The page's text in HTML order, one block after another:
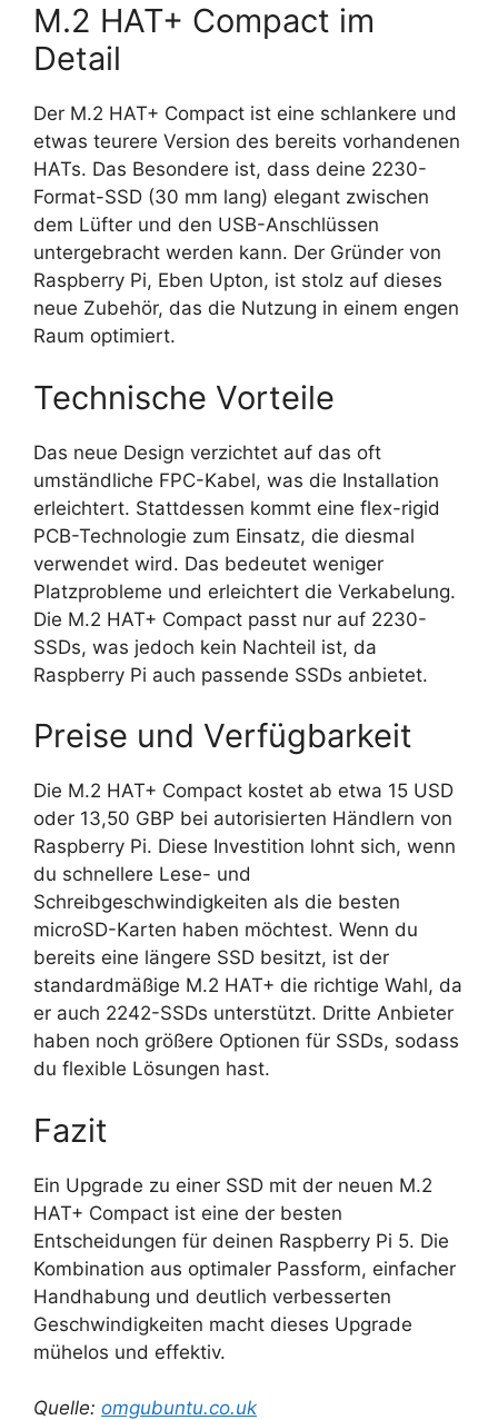
M.2 HAT+ Compact im
Detail
Der M.2 HAT+ Compact ist eine schlankere und
etwas teurere Version des bereits vorhandenen
HATs. Das Besondere ist, dass deine 2230-
Format-SSD (30 mm lang) elegant zwischen
dem Lüfter und den USB-Anschlüssen
untergebracht werden kann. Der Gründer von
Raspberry Pi, Eben Upton, ist stolz auf dieses
neue Zubehör, das die Nutzung in einem engen
Raum optimiert.
Technische Vorteile
Das neue Design verzichtet auf das oft
umständliche FPC-Kabel, was die Installation
erleichtert. Stattdessen kommt eine flex-rigid
PCB-Technologie zum Einsatz, die diesmal
verwendet wird. Das bedeutet weniger
Platzprobleme und erleichtert die Verkabelung.
Die M.2 HAT+ Compact passt nur auf 2230-
SSDs, was jedoch kein Nachteil ist, da
Raspberry Pi auch passende SSDs anbietet.
Preise und Verfügbarkeit
Die M.2 HAT+ Compact kostet ab etwa 15 USD
oder 13,50 GBP bei autorisierten Händlern von
Raspberry Pi. Diese Investition lohnt sich, wenn
du schnellere Lese- und
Schreibgeschwindigkeiten als die besten
microSD-Karten haben möchtest. Wenn du
bereits eine längere SSD besitzt, ist der
standardmäßige M.2 HAT+ die richtige Wahl, da
er auch 2242-SSDs unterstützt. Dritte Anbieter
haben noch größere Optionen für SSDs, sodass
du flexible Lösungen hast.
Fazit
Ein Upgrade zu einer SSD mit der neuen M.2
HAT+ Compact ist eine der besten
Entscheidungen für deinen Raspberry Pi 5. Die
Kombination aus optimaler Passform, einfacher
Handhabung und deutlich verbesserten
Geschwindigkeiten macht dieses Upgrade
mühelos und effektiv.
Quelle: omgubuntu.co.uk